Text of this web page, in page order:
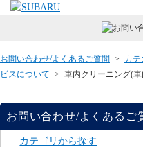
お問い合わせ/よくあるご質問 > カ
ビスについて > 車内クリーニング(車
お問い合わせ/よくあるご
カテゴリから探す